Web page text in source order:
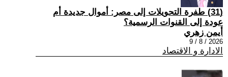
(31) طفرة التحويلات إلى مصر: أموال جديدة أم
عودة إلى القنوات الرسمية؟
أيمن زهري
2026 / 8 / 9
الادارة و الاقتصاد